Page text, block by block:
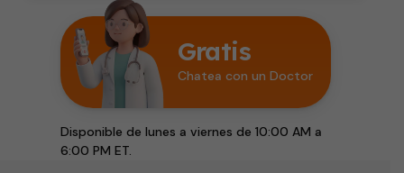
Gratis
Chatea con un Doctor
Disponible de lunes a viernes de 10:00 AM a
6:00 PM ET.